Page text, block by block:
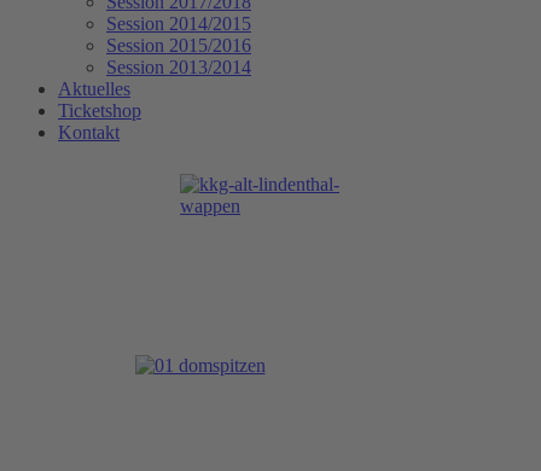
Session 2014/2015
Session 2015/2016
Session 2013/2014
Aktuelles
Ticketshop
Kontakt